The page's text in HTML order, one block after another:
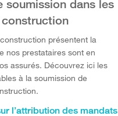
soumission dans les
présentent la
nos prestataires sont en
assurés. Découvrez ici les
à la soumission de
l’attribution des mandats